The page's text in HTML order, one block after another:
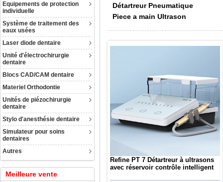
Equipements de protection
individuelle
Système de traitement des
eaux usées
Laser diode dentaire
Unité d'électrochirurgie
dentaire
Blocs CAD/CAM dentaire
Materiel Orthodontie
Unités de piézochirurgie
dentaire
Stylo d'anesthésie dentaire
Simulateur pour soins
dentaires
Autres
Meilleure vente
Détartreur Pneumatique
Piece a main Ultrason
Refine PT 7 Détartreur à ultrasons
avec réservoir contrôle intelligent